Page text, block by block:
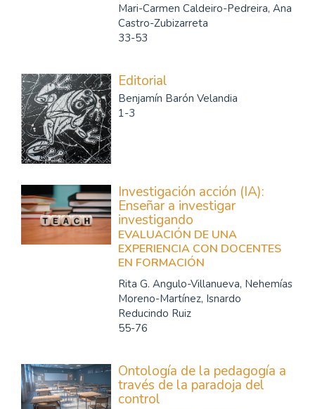
Mari-Carmen Caldeiro-Pedreira, Ana
Castro-Zubizarreta
33-53
Editorial
Benjamín Barón Velandia
1-3
Investigación acción (IA):
Enseñar a investigar
investigando
EVALUACIÓN DE UNA
EXPERIENCIA CON DOCENTES
EN FORMACIÓN
Rita G. Angulo-Villanueva, Nehemías
Moreno-Martínez, Isnardo
Reducindo Ruiz
55-76
Ontología de la pedagogía a
través de la paradoja del
control